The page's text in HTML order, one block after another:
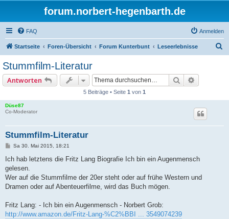
forum.norbert-hegenbarth.de
FAQ Anmelden
Startseite Foren-Übersicht Forum Kunterbunt Leseerlebnisse
Stummfilm-Literatur
Antworten Suche
5 Beiträge • Seite 1 von 1
Düse87
Co-Moderator
Stummfilm-Literatur
B
i
r
a
Sa 30. Mai 2015, 18:21
Ich hab letztens die Fritz Lang Biografie Ich bin ein Augenmensch
gelesen.
Wer auf die Stummfilme der 20er steht oder auf frühe Western und
Dramen oder auf Abenteuerfilme, wird das Buch mögen.
Fritz Lang: - Ich bin ein Augenmensch - Norbert Grob:
http://www.amazon.de/Fritz-Lang-%C2%BBI ... 3549074239